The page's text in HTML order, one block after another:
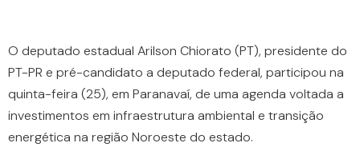
O deputado estadual Arilson Chiorato (PT), presidente do
PT-PR e pré-candidato a deputado federal, participou na
quinta-feira (25), em Paranavaí, de uma agenda voltada a
investimentos em infraestrutura ambiental e transição
energética na região Noroeste do estado.